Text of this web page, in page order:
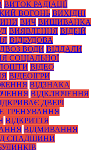
ВИТОК РАДІАЦІЇ
ВОГОНЬ ВИХІДНІ
ВИЧ ВИШИВАНКА
ВИЯВЛЕННЯ ВІДБІЙ
ВІДБУДОВА
ВОДИ ВІДДАЛИ
СОЦІАЛЬНОЇ
ВІДЕО
ВІДЕОІГРИ
ВІДЗНАКА
ВІДКЛЮЧЕННЯ
ДВЕРІ
ТРЕНУВАННЯ
ВІДКРИТТЯ
ВІДМИВАННЯ
СПАДЩИНИ